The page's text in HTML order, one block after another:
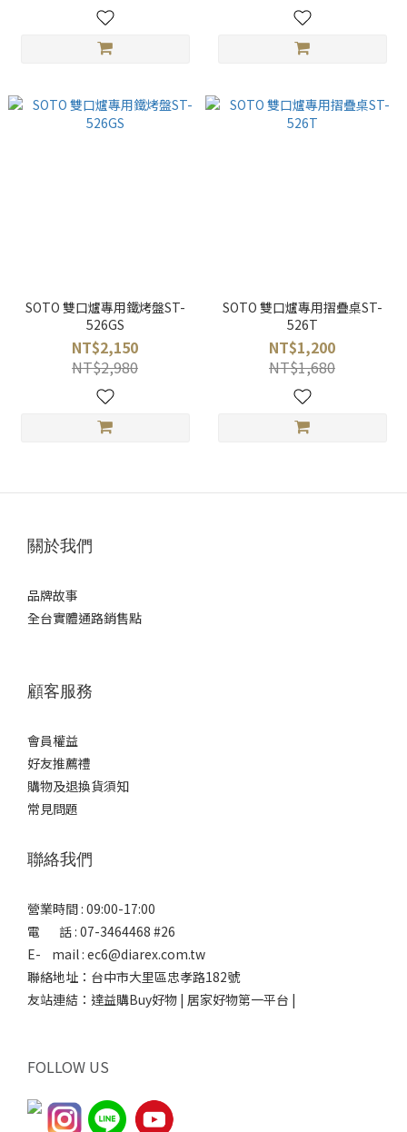
SOTO 雙口爐專用鐵烤盤ST-
526GS
NT$2,150
NT$2,980
SOTO 雙口爐專用摺疊桌ST-
526T
NT$1,200
NT$1,680
關於我們
品牌故事
全台實體通路銷售點
顧客服務
會員權益
好友推薦禮
購物及退換貨須知
常見問題
聯絡我們
營業時間 : 09:00-17:00
電 話 : 07-3464468 #26
E- mail : ec6@diarex.com.tw
聯絡地址：台中市大里區忠孝路182號
友站連結： 達益購Buy好物 | 居家好物第一平台 |
FOLLOW US